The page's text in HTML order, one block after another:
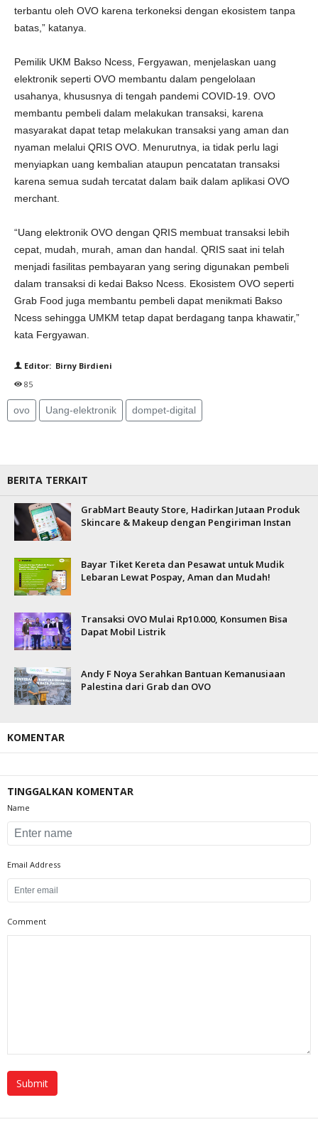
terbantu oleh OVO karena terkoneksi dengan ekosistem tanpa
batas,” katanya.
Pemilik UKM Bakso Ncess, Fergyawan, menjelaskan uang
elektronik seperti OVO membantu dalam pengelolaan
usahanya, khususnya di tengah pandemi COVID-19. OVO
membantu pembeli dalam melakukan transaksi, karena
masyarakat dapat tetap melakukan transaksi yang aman dan
nyaman melalui QRIS OVO. Menurutnya, ia tidak perlu lagi
menyiapkan uang kembalian ataupun pencatatan transaksi
karena semua sudah tercatat dalam baik dalam aplikasi OVO
merchant.
“Uang elektronik OVO dengan QRIS membuat transaksi lebih
cepat, mudah, murah, aman dan handal. QRIS saat ini telah
menjadi fasilitas pembayaran yang sering digunakan pembeli
dalam transaksi di kedai Bakso Ncess. Ekosistem OVO seperti
Grab Food juga membantu pembeli dapat menikmati Bakso
Ncess sehingga UMKM tetap dapat berdagang tanpa khawatir,”
kata Fergyawan.
Editor: Birny Birdieni
85
ovo Uang-elektronik dompet-digital
BERITA TERKAIT
GrabMart Beauty Store, Hadirkan Jutaan Produk
Skincare & Makeup dengan Pengiriman Instan
Bayar Tiket Kereta dan Pesawat untuk Mudik
Lebaran Lewat Pospay, Aman dan Mudah!
Transaksi OVO Mulai Rp10.000, Konsumen Bisa
Dapat Mobil Listrik
Andy F Noya Serahkan Bantuan Kemanusiaan
Palestina dari Grab dan OVO
KOMENTAR
TINGGALKAN KOMENTAR
Name
Email Address
Comment